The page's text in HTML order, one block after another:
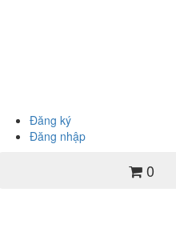
Đăng ký
Đăng nhập
0